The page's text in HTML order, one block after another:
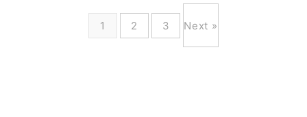
1 2 3 Next »